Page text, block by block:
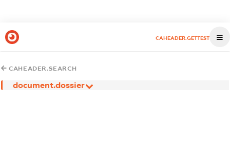
CAHEADER.GETTEST
CAHEADER.SEARCH
document.dossier